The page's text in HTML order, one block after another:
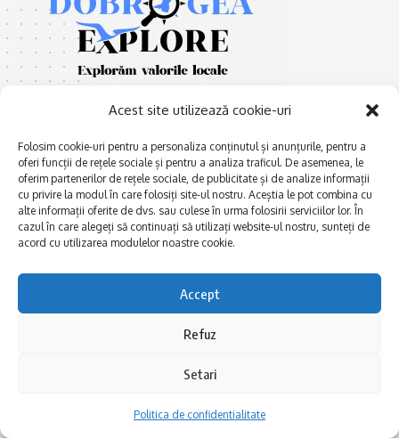
Acest site utilizează cookie-uri
Folosim cookie-uri pentru a personaliza conținutul și anunțurile, pentru a
oferi funcții de rețele sociale și pentru a analiza traficul. De asemenea, le
oferim partenerilor de rețele sociale, de publicitate și de analize informații
cu privire la modul în care folosiți site-ul nostru. Aceștia le pot combina cu
alte informații oferite de dvs. sau culese în urma folosirii serviciilor lor. În
cazul în care alegeți să continuați să utilizați website-ul nostru, sunteți de
acord cu utilizarea modulelor noastre cookie.
Accept
Refuz
Setari
Politica de confidentialitate
E xplorăm Dobrogea,
Explorăm valorile locale:
Deltă, Litoral, cele mai mari
biserici și mănăstiri, cele mai
FRUMOASE POVEȘTI.
Afaceri și meșteșuguri
Actualitate